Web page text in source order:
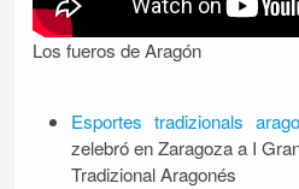
Los fueros de Aragón
Esportes tradizionals
zelebró en Zaragoza a I
Tradizional Aragonés